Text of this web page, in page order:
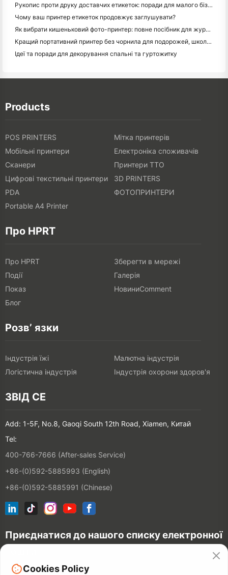
Рукопис проти друку доставчих етикеток: поради для малого бізнесу в 2026 році
Чому ваш принтер етикеток продовжує заглушувати?
Як вибрати кишеньковий фото-принтер: повне посібник для журналістів, подорожей та користувачів iPhone
Кращий портативний принтер без чорнила для подорожей, школи та мобільної роботи: огляд Hanin MT620 Pro
Ідеї та поради для декорування спальні та гуртожитку
Products
POS PRINTERS
Мітка принтерів
Мобільні принтери
Електроніка споживачів
Сканери
Принтери TTO
Цифрові текстильні принтери
3D PRINTERS
PDA
ФОТОПРИНТЕРИ
Portable A4 Printer
Про HPRT
Про HPRT
Зберегти в мережі
Події
Галерія
Показ
НовиниComment
Блог
Розв’ язки
Індустрія їжі
Малютна індустрія
Логістична індустрія
Індустрія охорони здоров'я
ЗВІД СЕ
Add: 1-5F, No.8, Gaoqi South 12th Road, Xiamen, Китай
Tel:
400-766-7666 (After-sales Service)
+86-(0)592-5885993 (English)
+86-(0)592-5885991 (Chinese)
Приєднатися до нашого списку електронної
Cookies Policy